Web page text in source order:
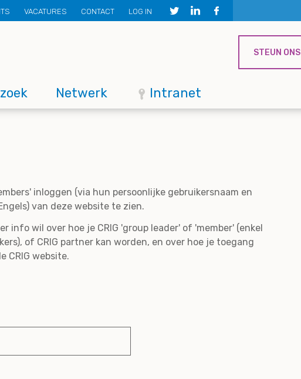
VACATURES CONTACT LOG IN
Netwerk Intranet
STEUN ONS
inloggen (via hun persoonlijke gebruikersnaam en
van deze website te zien.
info wil over hoe je CRIG 'group leader' of 'member' (enkel
of CRIG partner kan worden, en over hoe je toegang
CRIG website.